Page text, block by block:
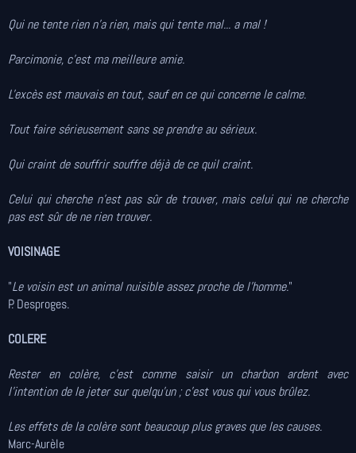
Qui ne tente rien n'a rien, mais qui tente mal... a mal !
Parcimonie, c'est ma meilleure amie.
L'excès est mauvais en tout, sauf en ce qui concerne le calme.
Tout faire sérieusement sans se prendre au sérieux.
Qui craint de souffrir souffre déjà de ce quil craint.
Celui qui cherche n'est pas sûr de trouver, mais celui qui ne cherche
pas est sûr de ne rien trouver.
VOISINAGE
"Le voisin est un animal nuisible assez proche de l'homme."
P. Desproges.
COLERE
Rester en colère, c'est comme saisir un charbon ardent avec
l'intention de le jeter sur quelqu'un ; c'est vous qui vous brûlez.
Les effets de la colère sont beaucoup plus graves que les causes.
Marc-Aurèle